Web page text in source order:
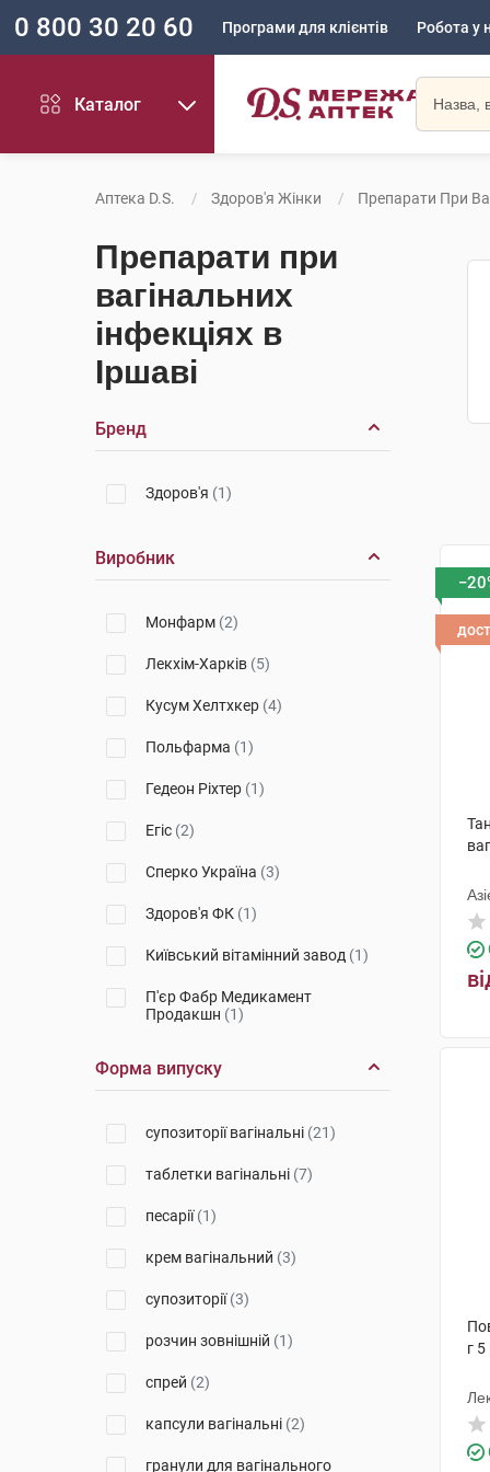
0 800 30 20 60 Програми для клієнтів Робота у
Каталог
Аптека D.S. Здоров'я Жінки Препарати При
Препарати при
вагінальних
інфекціях в
Іршаві
Бренд
Здоров'я (1)
Виробник
Монфарм (2)
Лекхім-Харків (5)
Кусум Хелтхкер (4)
Польфарма (1)
Гедеон Ріхтер (1)
Егіс (2)
Сперко Україна (3)
Здоров'я ФК (1)
Київський вітамінний завод (1)
П'єр Фабр Медикамент
Продакшн (1)
Зентіва Саглик Урунлері Санаї
Анонім Шіркеті
Іннотера Шузі(2)
АЙКОР ЛАЙФ САЙЕНСИЗ Б.В.
(1)
Азіенде Кіміке Ріуніте Анжеліні
Форма випуску
супозиторії вагінальні (21)
таблетки вагінальні (7)
песарії(1)
крем вагінальний (3)
супозиторії(3)
розчин зовнішній (1)
спрей (2)
капсули вагінальні (2)
гранули для вагінального
г